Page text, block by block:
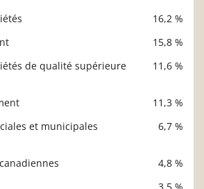
16,2 %
15,8 %
de qualité supérieure
11,6 %
11,3 %
et municipales
6,7 %
4,8 %
3,5 %